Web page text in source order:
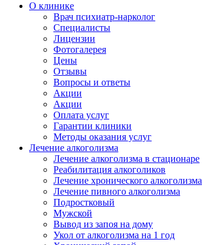
О клинике
Врач психиатр-нарколог
Специалисты
Лицензии
Фотогалерея
Цены
Отзывы
Вопросы и ответы
Акции
Акции
Оплата услуг
Гарантии клиники
Методы оказания услуг
Лечение алкоголизма
Лечение алкоголизма в стационаре
Реабилитация алкоголиков
Лечение хронического алкоголизма
Лечение пивного алкоголизма
Подростковый
Мужской
Вывод из запоя на дому
Укол от алкоголизма на 1 год